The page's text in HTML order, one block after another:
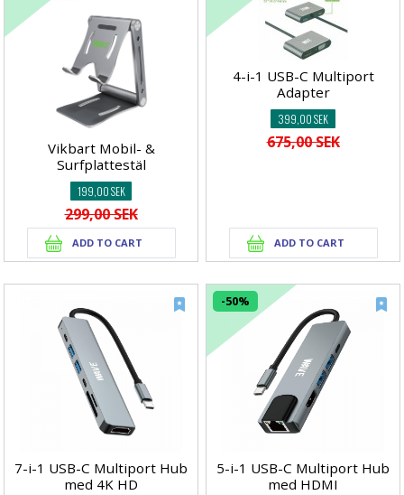
Vikbart Mobil- &
Surfplattestäl
199,00 SEK
299,00 SEK
4-i-1 USB-C Multiport
Adapter
399,00 SEK
675,00 SEK
7-i-1 USB-C Multiport Hub
med 4K HD
-50%
5-i-1 USB-C Multiport Hub
med HDMI